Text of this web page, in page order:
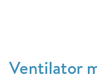
Ventilator